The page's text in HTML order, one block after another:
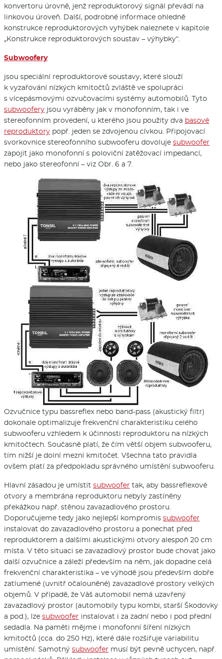
konvertoru úrovně, jenž reproduktorový signál převádí na
linkovou úroveň. Další, podrobné informace ohledně
konstrukce reproduktorových vyhýbek naleznete v kapitole
„Konstrukce reproduktorových soustav – výhybky“.
Subwoofery
jsou speciální reproduktorové soustavy, které slouží
k vyzařování nízkých kmitočtů zvláště ve spolupráci
s vícepásmovými ozvučovacími systémy automobilů. Tyto
subwoofery jsou vyráběny jak v monofonním, tak i ve
stereofonním provedení, u kterého jsou použity dva basové
reproduktory popř. jeden se zdvojenou cívkou. Připojovací
svorkovnice stereofonního subwooferu dovoluje subwoofer
zapojit jako monofonní s poloviční zatěžovací impedancí,
nebo jako stereofonní – viz Obr. 6 a 7.
Ozvučnice typu bassreflex nebo band-pass (akustický filtr)
dokonale optimalizuje frekvenční charakteristiku celého
subwooferu vzhledem k účinnosti reproduktoru na nízkých
kmitočtech. Současně platí, že čím větší objem subwooferu,
tím nižší je dolní mezní kmitočet. Všechna tato pravidla
ovšem platí za předpokladu správného umístění subwooferu.
Hlavní zásadou je umístit subwoofer tak, aby bassreflexové
otvory a membrána reproduktoru nebyly zastíněny
překážkou např. stěnou zavazadlového prostoru.
Doporučujeme tedy jako nejlepší kompromis subwoofer
instalovat do zavazadlového prostoru a ponechat před
reproduktorem a dalšími akustickými otvory alespoň 20 cm
místa. V této situaci se zavazadlový prostor bude chovat jako
další ozvučnice a záleží především na něm, jak dopadne celá
frekvenční charakteristika – ve výhodě jsou především dobře
zatlumené (uvnitř očalouněné) zavazadlové prostory velkých
objemů. V případě, že Váš automobil nemá uzavřený
zavazadlový prostor (automobily typu kombi, starší Škodovky
a pod.), lze subwoofer instalovat i za zadní nebo i pod přední
sedadla. Na paměti mějme i monofonní šíření nízkých
kmitočtů (cca. do 250 Hz), které dále rozšiřuje variabilitu
umístění. Samotný subwoofer musí být pevně uchycen, např.